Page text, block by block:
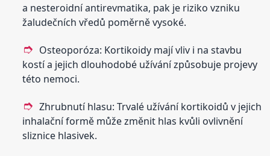
a nesteroidní antirevmatika, pak je riziko vzniku
žaludečních vředů poměrně vysoké.
Osteoporóza: Kortikoidy mají vliv i na stavbu
kostí a jejich dlouhodobé užívání způsobuje projevy
této nemoci.
Zhrubnutí hlasu: Trvalé užívání kortikoidů v jejich
inhalační formě může změnit hlas kvůli ovlivnění
sliznice hlasivek.